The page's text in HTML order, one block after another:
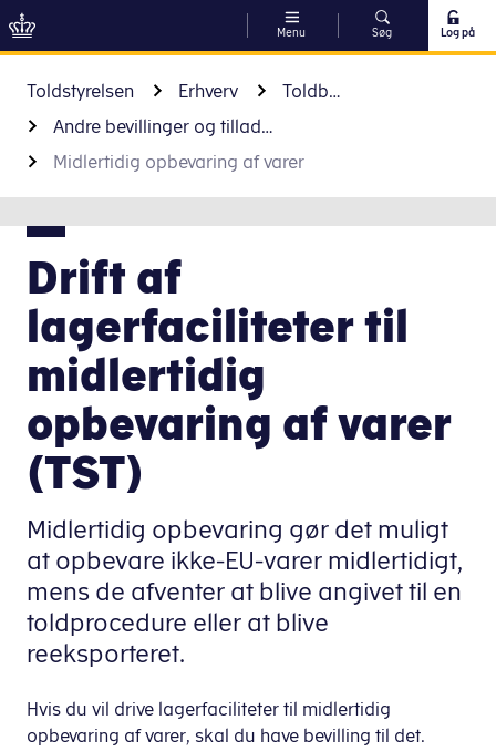
Gå til indhold
Menu Søg Log på
Toldstyrelsen Erhverv
Toldbevillinger
Andre bevillinger og tilladelser
Midlertidig opbevaring af varer
Drift af
lagerfaciliteter til
midlertidig
opbevaring af varer
(TST)
Midlertidig opbevaring gør det muligt
at opbevare ikke-EU-varer midlertidigt,
mens de afventer at blive angivet til en
toldprocedure eller at blive
reeksporteret.
Hvis du vil drive lagerfaciliteter til midlertidig
opbevaring af varer, skal du have bevilling til det.